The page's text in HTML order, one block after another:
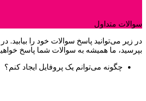
سوالات متداول
در زیر می‌توانید پاسخ سوالات خود را بیابید.
بپرسید، ما همیشه به سوالات شما پاسخ
چگونه می‌توانم یک پروفایل ایجاد کنم؟